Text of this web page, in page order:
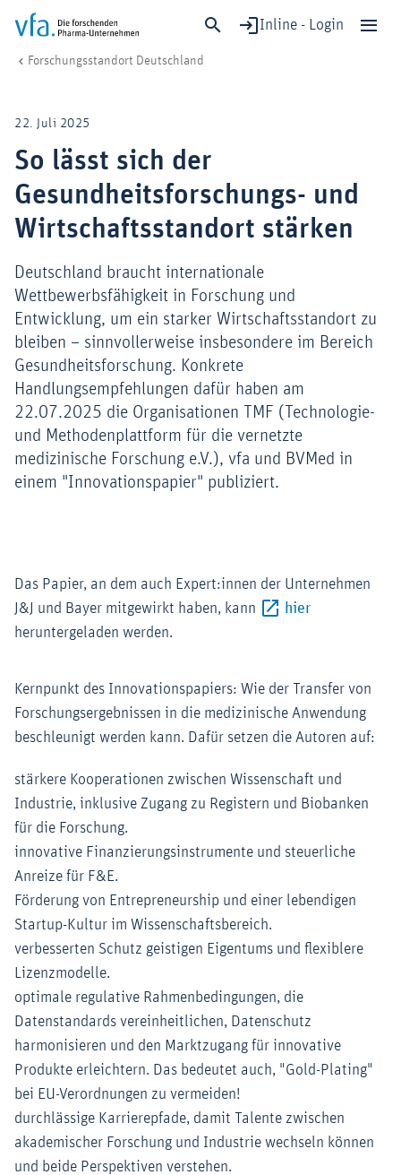
Inline - Login
Forschung & Entwicklung
Gesundheit & Versorgung
Wirtschaft & Standort
Digitalisierung & KI
Verband & Mitglieder
Mitglied werden!
Forschungsstandort Deutschland
22. Juli 2025
So lässt sich der
Gesundheitsforschungs- und
Wirtschaftsstandort stärken
Deutschland braucht internationale
Wettbewerbsfähigkeit in Forschung und
Entwicklung, um ein starker Wirtschaftsstandort zu
bleiben – sinnvollerweise insbesondere im Bereich
Gesundheitsforschung. Konkrete
Handlungsempfehlungen dafür haben am
22.07.2025 die Organisationen TMF (Technologie-
und Methodenplattform für die vernetzte
medizinische Forschung e.V.), vfa und BVMed in
einem "Innovationspapier" publiziert.
Das Papier, an dem auch Expert:innen der Unternehmen
J&J und Bayer mitgewirkt haben, kann
hierExterner-Link
heruntergeladen werden.
Kernpunkt des Innovationspapiers: Wie der Transfer von
Forschungsergebnissen in die medizinische Anwendung
beschleunigt werden kann. Dafür setzen die Autoren auf:
stärkere Kooperationen zwischen Wissenschaft und
Industrie, inklusive Zugang zu Registern und Biobanken
für die Forschung.
innovative Finanzierungsinstrumente und steuerliche
Anreize für F&E.
Förderung von Entrepreneurship und einer lebendigen
Startup-Kultur im Wissenschaftsbereich.
verbesserten Schutz geistigen Eigentums und flexiblere
Lizenzmodelle.
optimale regulative Rahmenbedingungen, die
Datenstandards vereinheitlichen, Datenschutz
harmonisieren und den Marktzugang für innovative
Produkte erleichtern. Das bedeutet auch, "Gold-Plating"
bei EU-Verordnungen zu vermeiden!
durchlässige Karrierepfade, damit Talente zwischen
akademischer Forschung und Industrie wechseln können
und beide Perspektiven verstehen.